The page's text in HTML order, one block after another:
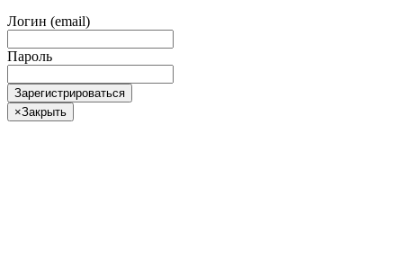
Логин (email)
Пароль
Зарегистрироваться
×Закрыть